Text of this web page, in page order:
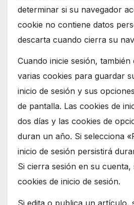
determinar si su navegador
cookie no contiene datos
descarta cuando cierra su
Cuando inicie sesión,
varias cookies para guardar
inicio de sesión y sus
de pantalla. Las cookies de
dos días y las cookies de
duran un año. Si selecciona
inicio de sesión persistirá
Si cierra sesión en su cuenta,
cookies de inicio de sesión.